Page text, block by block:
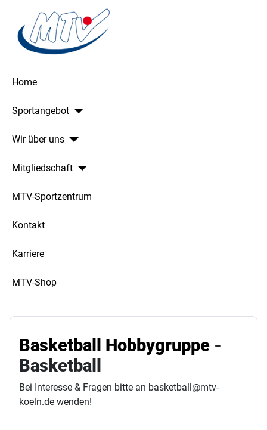
Home
Sportangebot
Wir über uns
Mitgliedschaft
MTV-Sportzentrum
Kontakt
Karriere
MTV-Shop
Basketball Hobbygruppe -
Basketball
Bei Interesse & Fragen bitte an basketball@mtv-
koeln.de wenden!